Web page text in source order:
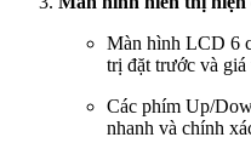
Màn hình LCD 6
trị đặt trước và
Các phím Up/
nhanh và chính